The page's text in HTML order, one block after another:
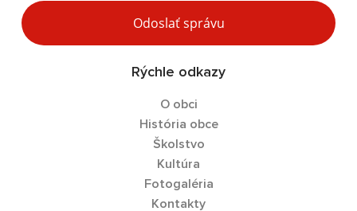
Odoslať správu
Rýchle odkazy
O obci
História obce
Školstvo
Kultúra
Fotogaléria
Kontakty